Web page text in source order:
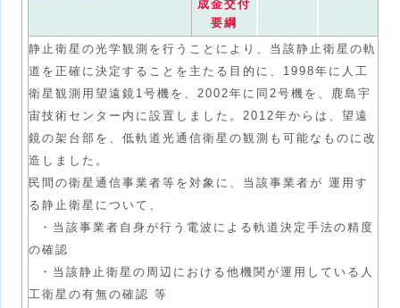
成金交付
要綱
静止衛星の光学観測を行うことにより、当該静止衛星の軌
道を正確に決定することを主たる目的に、1998年に人工
衛星観測用望遠鏡1号機を、2002年に同2号機を、鹿島宇
宙技術センター内に設置しました。2012年からは、望遠
鏡の架台部を、低軌道光通信衛星の観測も可能なものに改
造しました。
民間の衛星通信事業者等を対象に、当該事業者が 運用す
る静止衛星について、
・当該事業者自身が行う電波による軌道決定手法の精度
の確認
・当該静止衛星の周辺における他機関が運用している人
工衛星の有無の確認 等